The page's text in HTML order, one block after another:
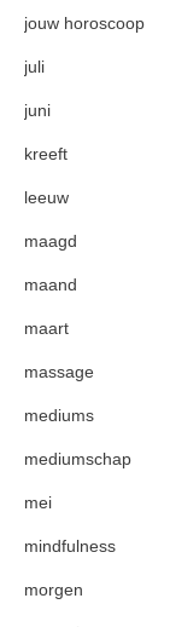
jouw horoscoop
juli
juni
kreeft
leeuw
maagd
maand
maart
massage
mediums
mediumschap
mei
mindfulness
morgen